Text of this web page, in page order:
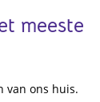
meeste
van ons huis.